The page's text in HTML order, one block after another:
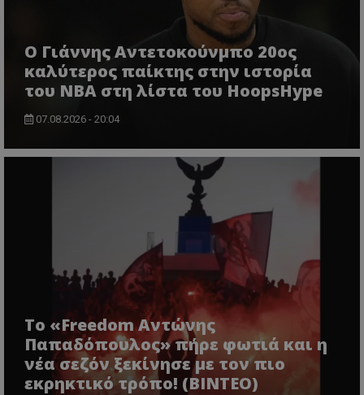
Ο Γιάννης Αντετοκούνμπο 20ος
καλύτερος παίκτης στην ιστορία
του NBA στη λίστα του HoopsHype
07.08.2026 - 20:04
Το «Freedom Αντώνης
Παπαδόπουλος» πήρε φωτιά και η
νέα σεζόν ξεκίνησε με τον πιο
εκρηκτικό τρόπο! (ΒΙΝΤΕΟ)